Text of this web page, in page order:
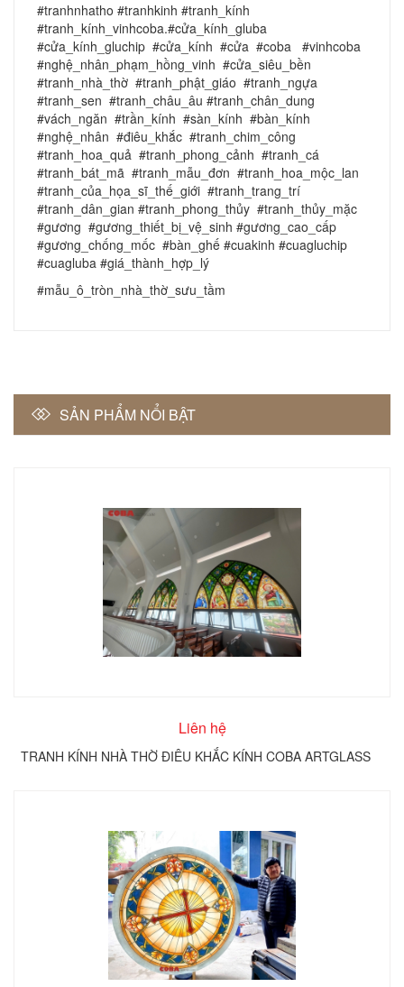
#tranhnhatho #tranhkinh #tranh_kính
#tranh_kính_vinhcoba.#cửa_kính_gluba
#cửa_kính_gluchip #cửa_kính #cửa #coba #vinhcoba
#nghệ_nhân_phạm_hồng_vinh #cửa_siêu_bền
#tranh_nhà_thờ #tranh_phật_giáo #tranh_ngựa
#tranh_sen #tranh_châu_âu #tranh_chân_dung
#vách_ngăn #trần_kính #sàn_kính #bàn_kính
#nghệ_nhân #điêu_khắc #tranh_chim_công
#tranh_hoa_quả #tranh_phong_cảnh #tranh_cá
#tranh_bát_mã #tranh_mẫu_đơn #tranh_hoa_mộc_lan
#tranh_của_họa_sĩ_thế_giới #tranh_trang_trí
#tranh_dân_gian #tranh_phong_thủy #tranh_thủy_mặc
#gương #gương_thiết_bị_vệ_sinh #gương_cao_cấp
#gương_chống_mốc #bàn_ghế #cuakinh #cuagluchip
#cuagluba #giá_thành_hợp_lý
#mẫu_ô_tròn_nhà_thờ_sưu_tầm
SẢN PHẨM NỔI BẬT
Liên hệ
TRANH KÍNH NHÀ THỜ ĐIÊU KHẮC KÍNH COBA ARTGLASS